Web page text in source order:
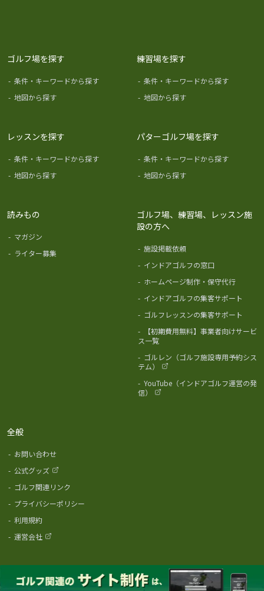
ゴルフ場を探す
- 条件・キーワードから探す
- 地図から探す
練習場を探す
- 条件・キーワードから探す
- 地図から探す
レッスンを探す
- 条件・キーワードから探す
- 地図から探す
パターゴルフ場を探す
- 条件・キーワードから探す
- 地図から探す
読みもの
- マガジン
- ライター募集
ゴルフ場、練習場、レッスン施
設の方へ
- 施設掲載依頼
- インドアゴルフの窓口
- ホームページ制作・保守代行
- インドアゴルフの集客サポート
- ゴルフレッスンの集客サポート
-
【初期費用無料】事業者向けサービ
ス一覧
- ゴルレン（ゴルフ施設専用予約シス
テム）
- YouTube（インドアゴルフ運営の発
信）
全般
- お問い合わせ
- 公式グッズ
- ゴルフ関連リンク
- プライバシーポリシー
- 利用規約
- 運営会社